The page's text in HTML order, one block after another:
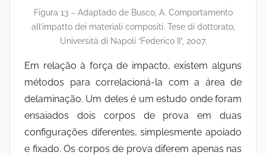
Figura 13 – Adaptado de Busco, A. Comportamento
all’impatto dei materiali compositi. Tese di dottorato,
Università di Napoli “Federico II”, 2007.
Em relação à força de impacto, existem alguns
métodos para correlacioná-la com a área de
delaminação. Um deles é um estudo onde foram
ensaiados dois corpos de prova em duas
configurações diferentes, simplesmente apoiado
e fixado. Os corpos de prova diferem apenas nas